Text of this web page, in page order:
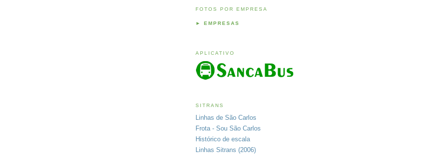
FOTOS POR EMPRESA
► EMPRESAS
APLICATIVO
SITRANS
Linhas de São Carlos
Frota - Sou São Carlos
Histórico de escala
Linhas Sitrans (2006)